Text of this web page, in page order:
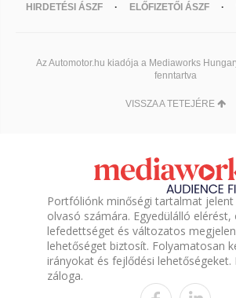
HIRDETÉSI ÁSZF
ELŐFIZETŐI ÁSZF
Az Automotor.hu kiadója a Mediaworks
fenntartva
VISSZA A TETEJÉRE
Portfóliónk minőségi tartalmat jelent
olvasó számára. Egyedülálló elérést,
lefedettséget és változatos
lehetőséget biztosít. Folyamatosan
irányokat és fejlődési lehetőségeket.
záloga.